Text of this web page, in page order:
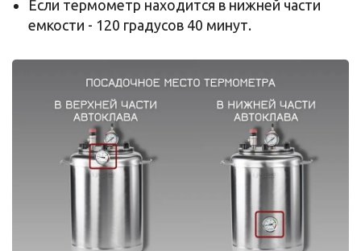
Если термометр находится в нижней части
емкости - 120 градусов 40 минут.